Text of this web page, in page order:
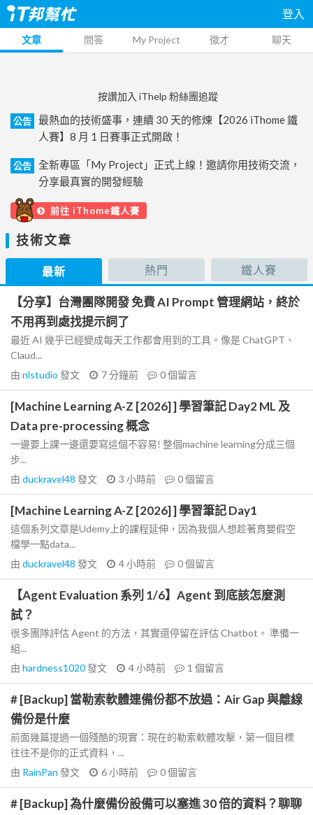
登入
文章 問答 My Project 徵才 聊天
按讚加入 iThelp 粉絲團追蹤
公告
最熱血的技術盛事，連續 30 天的修煉【2026 iThome 鐵
人賽】8 月 1 日賽事正式開啟！
公告
全新專區「My Project」正式上線！邀請你用技術交流，
分享最真實的開發經驗
前往 iThome鐵人賽
技術文章
最新 熱門 鐵人賽
【分享】台灣團隊開發 免費 AI Prompt 管理網站，終於
不用再到處找提示詞了
最近 AI 幾乎已經變成每天工作都會用到的工具。像是 ChatGPT、
Claud...
由 nlstudio 發文 7 分鐘前 0個留言
[Machine Learning A-Z [2026] ] 學習筆記 Day2 ML 及
Data pre-processing 概念
一邊要上課一邊還要寫這個不容易! 整個machine learning分成三個
步...
由 duckravel48 發文 3 小時前 0個留言
[Machine Learning A-Z [2026] ] 學習筆記 Day1
這個系列文章是Udemy上的課程延伸，因為我個人想趁著育嬰假空
檔學一點data...
由 duckravel48 發文 4 小時前 0個留言
【Agent Evaluation 系列 1/6】Agent 到底該怎麼測
試？
很多團隊評估 Agent 的方法，其實還停留在評估 Chatbot。 準備一
組...
由 hardness1020發文 4 小時前 1 個留言
# [Backup] 當勒索軟體連備份都不放過：Air Gap 與離線
備份是什麼
前面幾篇提過一個殘酷的現實：現在的勒索軟體攻擊，第一個目標
往往不是你的正式資料，...
由 RainPan 發文 6 小時前 0個留言
# [Backup] 為什麼備份設備可以塞進 30 倍的資料？聊聊